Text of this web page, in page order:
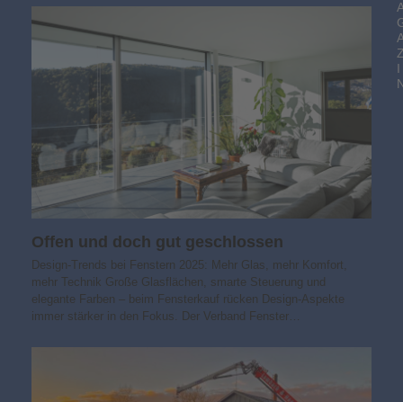
Offen und doch gut geschlossen
Design-Trends bei Fenstern 2025: Mehr Glas, mehr Komfort,
mehr Technik Große Glasflächen, smarte Steuerung und
elegante Farben – beim Fensterkauf rücken Design-Aspekte
immer stärker in den Fokus. Der Verband Fenster…
I